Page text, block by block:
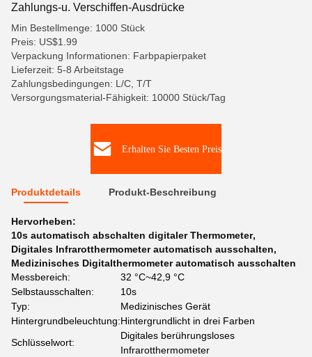
Zahlungs-u. Verschiffen-Ausdrücke
Min Bestellmenge: 1000 Stück
Preis: US$1.99
Verpackung Informationen: Farbpapierpaket
Lieferzeit: 5-8 Arbeitstage
Zahlungsbedingungen: L/C, T/T
Versorgungsmaterial-Fähigkeit: 10000 Stück/Tag
Erhalten Sie Besten Preis
Produktdetails Produkt-Beschreibung
Hervorheben:
10s automatisch abschalten digitaler Thermometer,
Digitales Infrarotthermometer automatisch ausschalten,
Medizinisches Digitalthermometer automatisch ausschalten
Messbereich:
32 °C~42,9 °C
Selbstausschalten:
10s
Typ:
Medizinisches Gerät
Hintergrundbeleuchtung:Hintergrundlicht in drei Farben
Schlüsselwort:
Digitales berührungsloses
Infrarotthermometer